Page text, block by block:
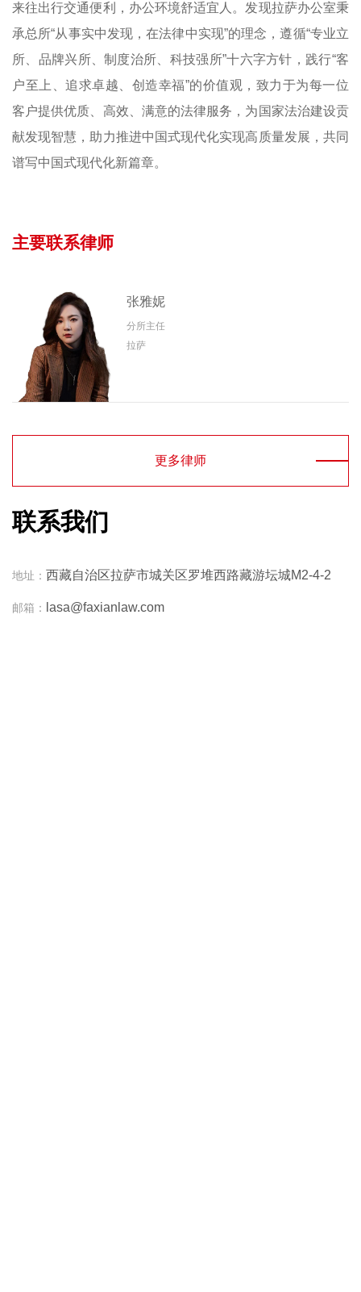
来往出行交通便利，办公环境舒适宜人。发现拉萨办公室秉
承总所“从事实中发现，在法律中实现”的理念，遵循“专业立
所、品牌兴所、制度治所、科技强所”十六字方针，践行“客
户至上、追求卓越、创造幸福”的价值观，致力于为每一位
客户提供优质、高效、满意的法律服务，为国家法治建设贡
献发现智慧，助力推进中国式现代化实现高质量发展，共同
谱写中国式现代化新篇章。
主要联系律师
张雅妮
分所主任
拉萨
更多律师
联系我们
地址： 西藏自治区拉萨市城关区罗堆西路藏游坛城M2-4-2
邮箱： lasa@faxianlaw.com